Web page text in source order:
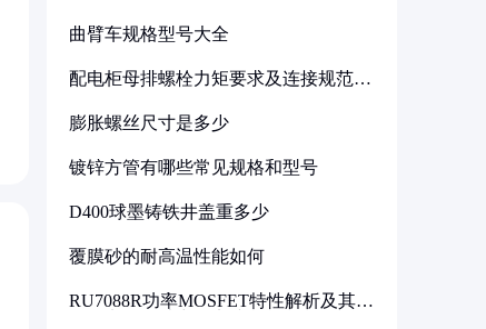
曲臂车规格型号大全
配电柜母排螺栓力矩要求及连接规范详
膨胀螺丝尺寸是多少
镀锌方管有哪些常见规格和型号
D400球墨铸铁井盖重多少
覆膜砂的耐高温性能如何
RU7088R功率MOSFET特性解析及其在